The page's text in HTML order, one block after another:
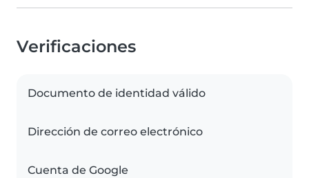
Verificaciones
Documento de identidad válido
Dirección de correo electrónico
Cuenta de Google